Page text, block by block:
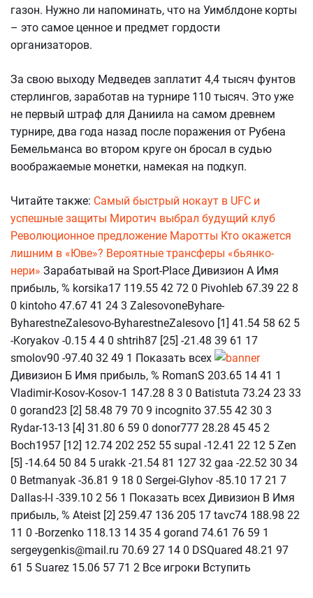
газон. Нужно ли напоминать, что на Уимблдоне корты
– это самое ценное и предмет гордости
организаторов.
За свою выходу Медведев заплатит 4,4 тысяч фунтов
стерлингов, заработав на турнире 110 тысяч. Это уже
не первый штраф для Даниила на самом древнем
турнире, два года назад после поражения от Рубена
Бемельманса во втором круге он бросал в судью
воображаемые монетки, намекая на подкуп.
Читайте также: Самый быстрый нокаут в UFC и
успешные защиты Миротич выбрал будущий клуб
Революционное предложение Маротты Кто окажется
лишним в «Юве»? Вероятные трансферы «бьянко-
нери» Зарабатывай на Sport-Place Дивизион А Имя
прибыль, % korsika17 119.55 42 72 0 Pivohleb 67.39 22 8
0 kintoho 47.67 41 24 3 ZalesovoneByhare-
ByharestneZalesovo-ByharestneZalesovo [1] 41.54 58 62 5
-Koryakov -0.15 4 4 0 shtrih87 [25] -21.48 39 61 17
smolov90 -97.40 32 49 1 Показать всех
Дивизион Б Имя прибыль, % RomanS 203.65 14 41 1
Vladimir-Kosov-Kosov-1 147.28 8 3 0 Batistuta 73.24 23 33
0 gorand23 [2] 58.48 79 70 9 incognito 37.55 42 30 3
Rydar-13-13 [4] 31.80 6 59 0 donor777 28.28 45 45 2
Boch1957 [12] 12.74 202 252 55 supal -12.41 22 12 5 Zen
[5] -14.64 50 84 5 urakk -21.54 81 127 32 gaa -22.52 30 34
0 Betmanyak -36.81 9 18 0 Sergei-Glyhov -85.10 17 21 7
Dallas-I-I -339.10 2 56 1 Показать всех Дивизион В Имя
прибыль, % Ateist [2] 259.47 136 205 17 tavc74 188.98 22
11 0 -Borzenko 118.13 14 35 4 gorand 74.61 76 59 1
sergeygenkis@mail.ru 70.69 27 14 0 DSQuared 48.21 97
61 5 Suarez 15.06 57 71 2 Все игроки Вступить